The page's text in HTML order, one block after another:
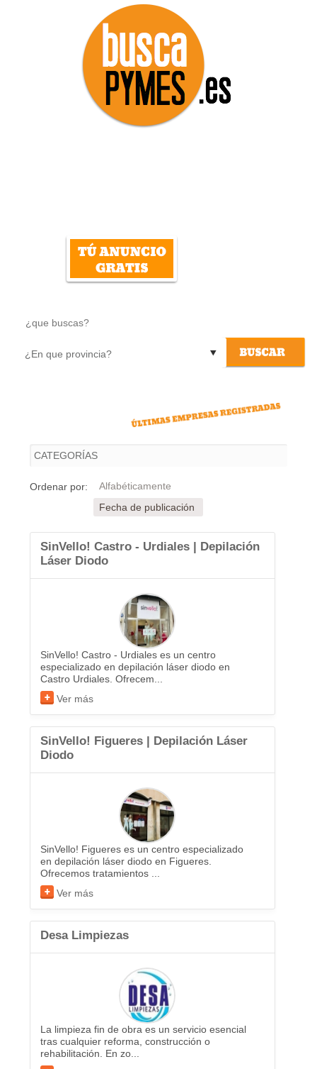
Ordenar por:
Alfabéticamente
Fecha de publicación
SinVello! Castro - Urdiales | Depilación
Láser Diodo
SinVello! Castro - Urdiales es un centro
especializado en depilación láser diodo en
Castro Urdiales. Ofrecem...
Ver más
SinVello! Figueres | Depilación Láser
Diodo
SinVello! Figueres es un centro especializado
en depilación láser diodo en Figueres.
Ofrecemos tratamientos ...
Ver más
Desa Limpiezas
La limpieza fin de obra es un servicio esencial
tras cualquier reforma, construcción o
rehabilitación. En zo...